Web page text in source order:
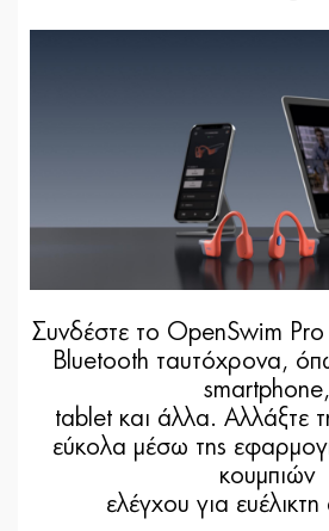
Συνδέστε το OpenSwim Pro
Bluetooth ταυτόχρονα,
smartphone,
tablet και άλλα. Αλλάξτε
εύκολα μέσω της
κουμπιών
ελέγχου για